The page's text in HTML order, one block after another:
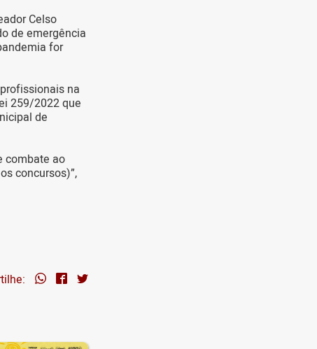
Celso
de emergência
for
na
259/2022 que
de
combate ao
concursos)”,